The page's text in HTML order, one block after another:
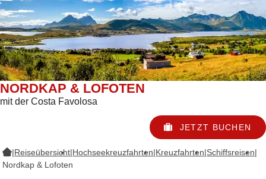
NORDKAP & LOFOTEN
mit der Costa Favolosa
JETZT BUCHEN
|Reiseübersicht|Hochseekreuzfahrten|Kreuzfahrten|Schiffsreisen|
Nordkap & Lofoten